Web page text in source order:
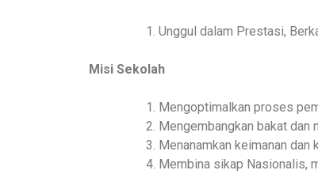
Unggul dalam Prestasi,
Misi Sekolah
Mengoptimalkan proses
Mengembangkan bakat
Menanamkan keimanan dan
Membina sikap Nasionalis,